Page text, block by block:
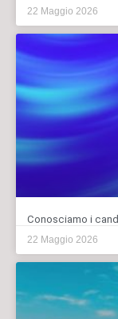
22 Maggio 2026
Conosciamo i
22 Maggio 2026